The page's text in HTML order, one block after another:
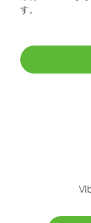
す。